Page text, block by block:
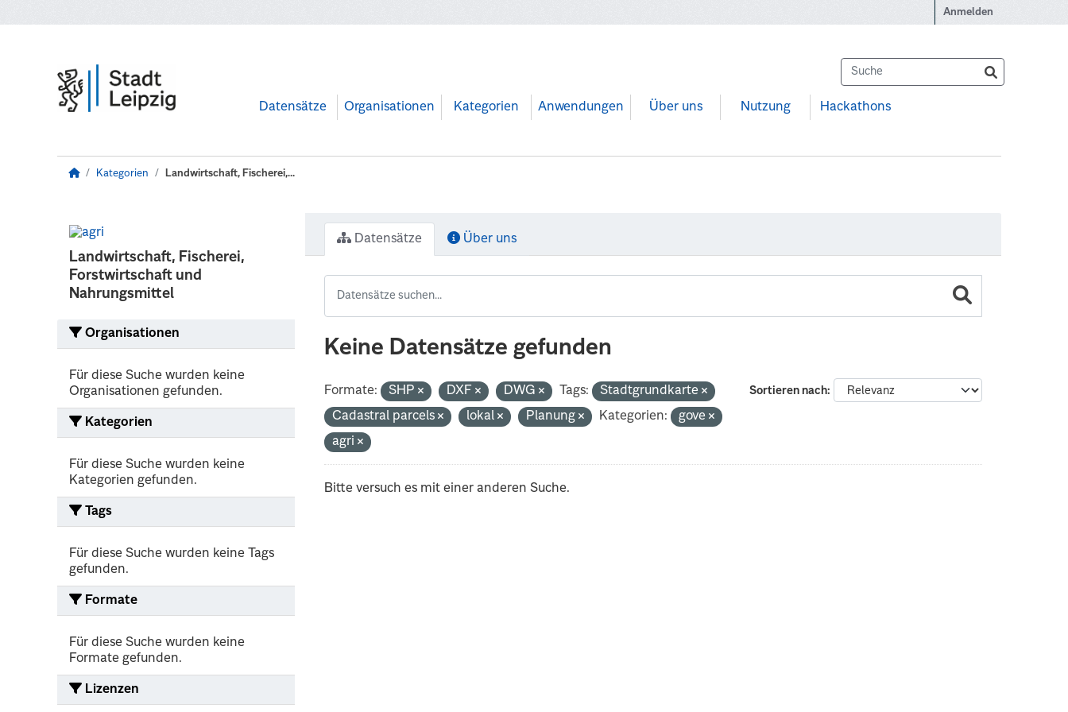
Anmelden
Datensätze Organisationen Kategorien Anwendungen Über uns Nutzung Hackathons
Kategorien Landwirtschaft, Fischerei,...
Landwirtschaft, Fischerei,
Forstwirtschaft und
Nahrungsmittel
Organisationen
Für diese Suche wurden keine
Organisationen gefunden.
Kategorien
Für diese Suche wurden keine
Kategorien gefunden.
Tags
Für diese Suche wurden keine Tags
gefunden.
Formate
Für diese Suche wurden keine
Formate gefunden.
Lizenzen
Datensätze Über uns
Keine Datensätze gefunden
Sortieren nach
Formate: SHP DXF DWG Tags:
Stadtgrundkarte
Cadastral parcels
lokal Planung Kategorien:
gove
agri
Bitte versuch es mit einer anderen Suche.